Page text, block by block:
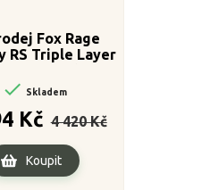
Fox Rage
RS Triple Layer
 Skladem
Kč cena
4 420 Kč
Koupit